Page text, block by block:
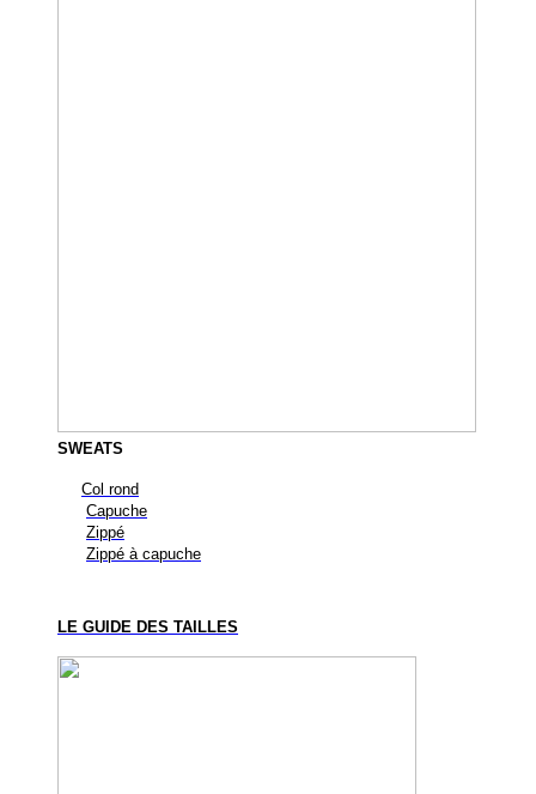
SWEATS
Col rond
Capuche
Zippé
Zippé à capuche
LE GUIDE DES TAILLES